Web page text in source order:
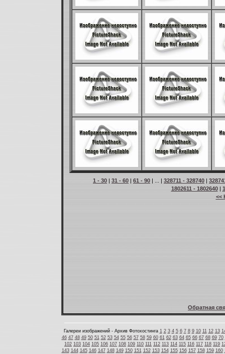
1 - 30 | 31 - 60 | 61 - 90 | ... | 328711 - 328740 |
1802611 - 1802640|
<<
Обратная
Галереи изображений - Архив Фотохостинга 1 2 3 4 5 6 7 8 9 10 11 12 13
46 47 48 49 50 51 52 53 54 55 56 57 58 59 60 61 62 63 64 65 66 67 68 69 70
102 103 104 105 106 107 108 109 110 111 112 113 114 115 116 117 118 119
143 144 145 146 147 148 149 150 151 152 153 154 155 156 157 158 159 160